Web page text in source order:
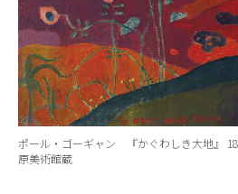
ポール・ゴーギャン 『かぐわしき大地』
原美術館蔵